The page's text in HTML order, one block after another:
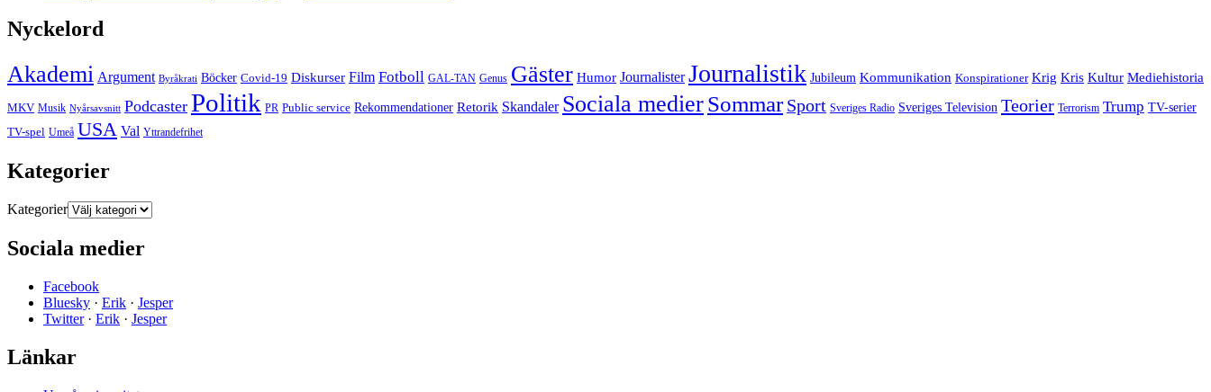
Nyckelord
Akademi Argument Byråkrati Böcker Covid-19 Diskurser Film Fotboll GAL-TAN Genus Gäster Humor Journalister Journalistik Jubileum Kommunikation Konspirationer Krig Kris Kultur Mediehistoria
MKV Musik Nyårsavsnitt Podcaster Politik PR Public service Rekommendationer Retorik Skandaler Sociala medierSommar Sport Sveriges Radio Sveriges Television Teorier Terrorism Trump TV-serier
TV-spel Umeå USA Val Yttrandefrihet
Kategorier
Kategorier
Sociala medier
Facebook
Bluesky · Erik · Jesper
Twitter· Erik · Jesper
Länkar